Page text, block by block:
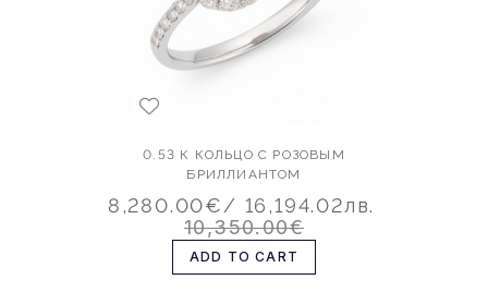
0.53 К КОЛЬЦО С РОЗОВЫМ
БРИЛЛИАНТОМ
8,280.00€/ 16,194.02лв.
10,350.00€
ADD TO CART